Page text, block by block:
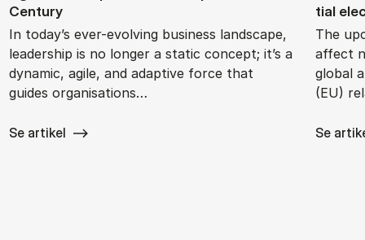
Cen­tury
In today’s ever-evolving business landscape,
leadership is no longer a static concept; it’s a
dynamic, agile, and adaptive force that
guides organisations…
Se artikel
tial
The
affect
global
(EU)
Se